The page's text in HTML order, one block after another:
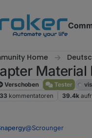
Home
Verschoben Tester vis
33 kommentatoren 39.4k
@Scrounger